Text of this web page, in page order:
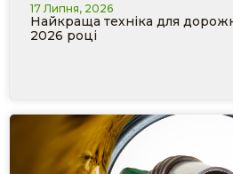
17 Липня, 2026
Найкраща техніка для
2026 році